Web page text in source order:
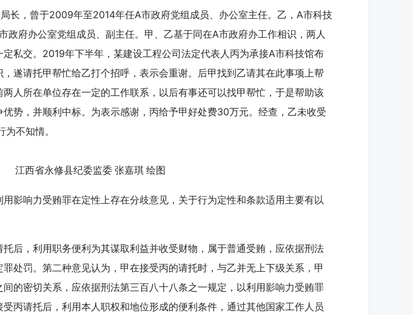
，曾于2009年至2014年任A市政府党组成员、办公室主任。乙，A市科技
府办公室党组成员、副主任。甲、乙基于同在A市政府办工作相识，两人
私交。2019年下半年，某建设工程公司法定代表人丙为承接A市科技馆布
遂请托甲帮忙给乙打个招呼，表示会重谢。后甲找到乙请其在此事项上帮
人所在单位存在一定的工作联系，以后有事还可以找甲帮忙，于是帮助该
势，并顺利中标。为表示感谢，丙给予甲好处费30万元。经查，乙未收受
不知情。
江西省永修县纪委监委 张嘉琪 绘图
响力受贿罪在定性上存在分歧意见，关于行为定性和条款适用主要有以
，利用职务便利为其谋取利益并收受财物，属于普通受贿，应依据刑法
处罚。第二种意见认为，甲在接受丙的请托时，与乙并无上下级关系，甲
的密切关系，应依据刑法第三百八十八条之一规定，以利用影响力受贿罪
丙请托后，利用本人职权和地位形成的便利条件，通过其他国家工作人员